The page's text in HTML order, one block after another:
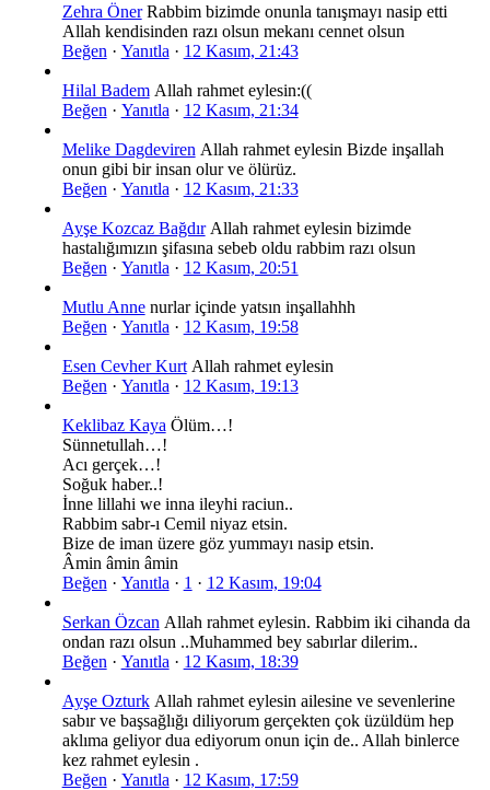
Zehra ÖnerRabbim bizimde onunla tanışmayı nasip etti
Allah kendisinden razı olsun mekanı cennet olsun
Beğen · Yanıtla · 12 Kasım, 21:43
Hilal BademAllah rahmet eylesin:((
Beğen · Yanıtla · 12 Kasım, 21:34
Melike Dagdeviren Allah rahmet eylesin Bizde inşallah
onun gibi bir insan olur ve ölürüz.
Beğen · Yanıtla · 12 Kasım, 21:33
Ayşe Kozcaz BağdırAllah rahmet eylesin bizimde
hastalığımızın şifasına sebeb oldu rabbim razı olsun
Beğen · Yanıtla · 12 Kasım, 20:51
Mutlu Annenurlar içinde yatsın inşallahhh
Beğen · Yanıtla · 12 Kasım, 19:58
Esen Cevher KurtAllah rahmet eylesin
Beğen · Yanıtla · 12 Kasım, 19:13
Keklibaz Kaya Ölüm…!
Sünnetullah…!
Acı gerçek…!
Soğuk haber..!
İnne lillahi we inna ileyhi raciun..
Rabbim sabr-ı Cemil niyaz etsin.
Bize de iman üzere göz yummayı nasip etsin.
Âmin âmin âmin
Beğen · Yanıtla · 1 · 12 Kasım, 19:04
Serkan Özcan Allah rahmet eylesin. Rabbim iki cihanda da
ondan razı olsun ..Muhammed bey sabırlar dilerim..
Beğen · Yanıtla · 12 Kasım, 18:39
Ayşe OzturkAllah rahmet eylesin ailesine ve sevenlerine
sabır ve başsağlığı diliyorum gerçekten çok üzüldüm hep
aklıma geliyor dua ediyorum onun için de.. Allah binlerce
kez rahmet eylesin .
Beğen · Yanıtla · 12 Kasım, 17:59